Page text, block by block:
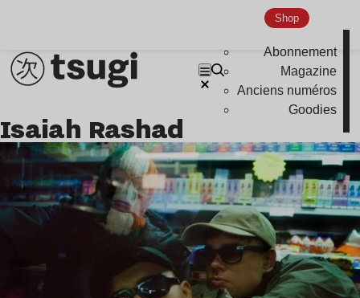
Shop
Abonnement
Magazine
Anciens numéros
Goodies
Isaiah Rashad